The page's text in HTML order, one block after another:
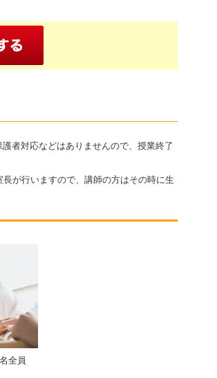
者対応などはありませんので、授業終了
が行いますので、講師の方はその時に生
全員